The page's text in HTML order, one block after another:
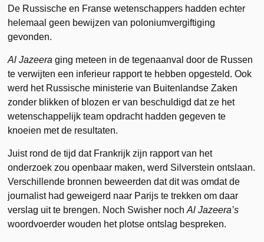
De Russische en Franse wetenschappers hadden echter
helemaal geen bewijzen van poloniumvergiftiging
gevonden.
Al Jazeera ging meteen in de tegenaanval door de Russen
te verwijten een inferieur rapport te hebben opgesteld. Ook
werd het Russische ministerie van Buitenlandse Zaken
zonder blikken of blozen er van beschuldigd dat ze het
wetenschappelijk team opdracht hadden gegeven te
knoeien met de resultaten.
Juist rond de tijd dat Frankrijk zijn rapport van het
onderzoek zou openbaar maken, werd Silverstein ontslaan.
Verschillende bronnen beweerden dat dit was omdat de
journalist had geweigerd naar Parijs te trekken om daar
verslag uit te brengen. Noch Swisher nochAl Jazeera’s
woordvoerder wouden het plotse ontslag bespreken.